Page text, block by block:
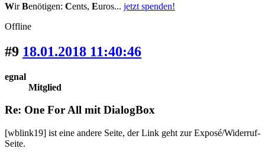
WirBenötigen: Cents, Euros... jetzt spenden!
Offline
#9 18.01.2018 11:40:46
egnal
Mitglied
Re: One For All mit DialogBox
[wblink19] ist eine andere Seite, der Link geht zur Exposé/Widerruf-
Seite.